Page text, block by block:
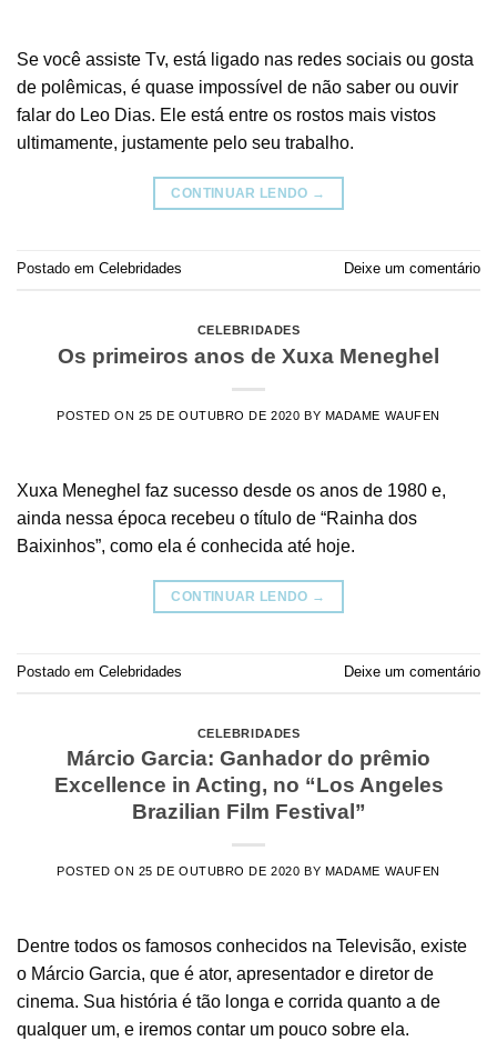
Se você assiste Tv, está ligado nas redes sociais ou gosta
de polêmicas, é quase impossível de não saber ou ouvir
falar do Leo Dias. Ele está entre os rostos mais vistos
ultimamente, justamente pelo seu trabalho.
CONTINUAR LENDO →
Postado em Celebridades Deixe um comentário
CELEBRIDADES
Os primeiros anos de Xuxa Meneghel
POSTED ON 25 DE OUTUBRO DE 2020 BY MADAME WAUFEN
Xuxa Meneghel faz sucesso desde os anos de 1980 e,
ainda nessa época recebeu o título de “Rainha dos
Baixinhos”, como ela é conhecida até hoje.
CONTINUAR LENDO →
Postado em Celebridades Deixe um comentário
CELEBRIDADES
Márcio Garcia: Ganhador do prêmio
Excellence in Acting, no “Los Angeles
Brazilian Film Festival”
POSTED ON 25 DE OUTUBRO DE 2020 BY MADAME WAUFEN
Dentre todos os famosos conhecidos na Televisão, existe
o Márcio Garcia, que é ator, apresentador e diretor de
cinema. Sua história é tão longa e corrida quanto a de
qualquer um, e iremos contar um pouco sobre ela.